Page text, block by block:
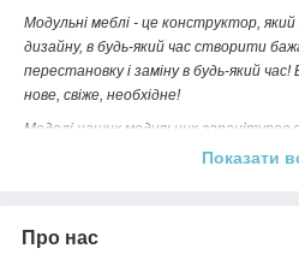
Модульні меблі - це конструктор,
дизайну, в будь-який час створити
перестановку і заміну в будь-який
нове, свіже, необхідне!
Моделі наших модульних гаранітуров
важливо, ми намагалися не упустити
пенали і т.д.
Показати
Про нас